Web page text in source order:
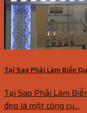
Tại Sao Phải Làm Biển
Tại Sao Phải Làm
đẹp là một công cụ...